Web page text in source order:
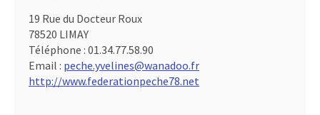
19 Rue du Docteur Roux
78520 LIMAY
Téléphone : 01.34.77.58.90
Email : peche.yvelines@wanadoo.fr
http://www.federationpeche78.net